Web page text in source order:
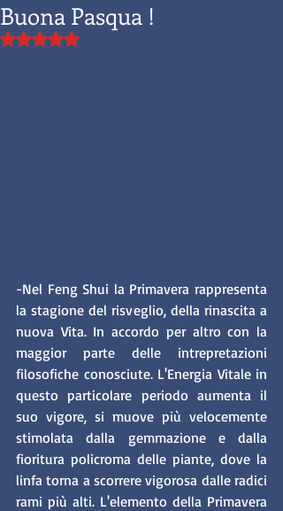
Buona Pasqua !
Valutazione NaN stelle su 5.
-Nel Feng Shui la Primavera rappresenta
la stagione del risveglio, della rinascita a
nuova Vita. In accordo per altro con la
maggior parte delle intrepretazioni
filosofiche conosciute. L'Energia Vitale in
questo particolare periodo aumenta il
suo vigore, si muove più velocemente
stimolata dalla gemmazione e dalla
fioritura policroma delle piante, dove la
linfa torna a scorrere vigorosa dalle radici
rami più alti. L'elemento della Primavera